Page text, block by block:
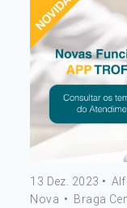
13 Dez. 2023 •
Nova • Braga